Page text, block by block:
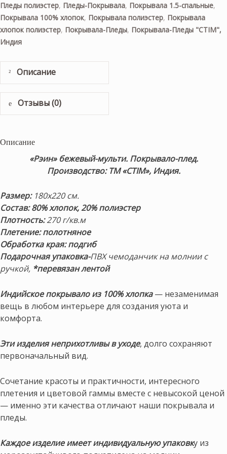
Пледы полиэстер, Пледы-Покрывала, Покрывала 1.5-спальные,
Покрывала 100% хлопок, Покрывала полиэстер, Покрывала
хлопок полиэстер, Покрывала-Пледы, Покрывала-Пледы "CTIM",
Индия
Описание
Отзывы (0)
Описание
«Рэин» бежевый-мульти. Покрывало-плед.
Производство: ТМ «CTIM», Индия.
Размер:180х220 см.
Состав: 80% хлопок, 20% полиэстер
Плотность:270 г/кв.м
Плетение: полотняное
Обработка края: подгиб
Подарочная упаковка-ПВХ чемоданчик на молнии с
ручкой, *перевязан лентой
Индийское покрывало из 100% хлопка — незаменимая
вещь в любом интерьере для создания уюта и
комфорта.
Эти изделия неприхотливы в уходе, долго сохраняют
первоначальный вид.
Сочетание красоты и практичности, интересного
плетения и цветовой гаммы вместе с невысокой ценой
— именно эти качества отличают наши покрывала и
пледы.
Каждое изделие имеет индивидуальную упаковку из